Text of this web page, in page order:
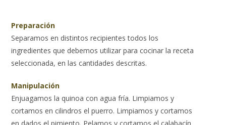
Preparación
Separamos en distintos recipientes todos los
ingredientes que debemos utilizar para cocinar la receta
seleccionada, en las cantidades descritas.
Manipulación
Enjuagamos la quinoa con agua fría. Limpiamos y
cortamos en cilindros el puerro. Limpiamos y cortamos